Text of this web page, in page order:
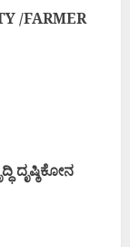
/FARMER
ದೃಷ್ಠಿಕೋನ